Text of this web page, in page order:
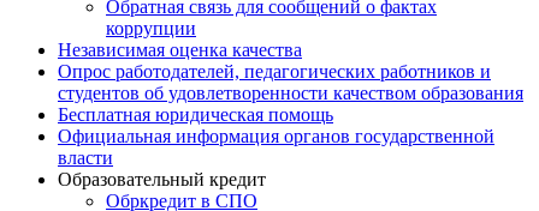
Обратная связь для сообщений о фактах
коррупции
Независимая оценка качества
Опрос работодателей, педагогических работников и
студентов об удовлетворенности качеством образования
Бесплатная юридическая помощь
Официальная информация органов государственной
власти
Образовательный кредит
Обркредит в СПО